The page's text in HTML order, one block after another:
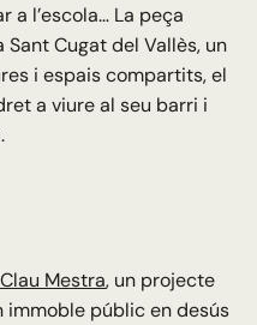
a l’escola… La peça
Sant Cugat del Vallès, un
i espais compartits, el
a viure al seu barri i
Clau Mestra, un projecte
immoble públic en desús